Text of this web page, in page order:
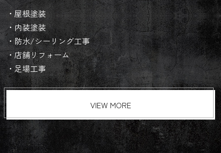
・屋根塗装
・内装塗装
・防水/シーリング工事
・店舗リフォーム
・足場工事
VIEW MORE